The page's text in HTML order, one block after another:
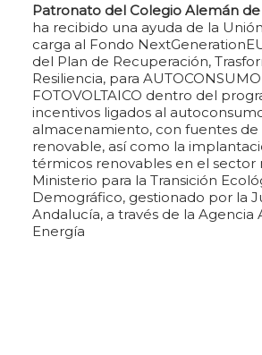
Patronato del Colegio Alemán
ha recibido una ayuda de la
carga al Fondo
del Plan de Recuperación,
Resiliencia, para AUTOCONSUMO
FOTOVOLTAICO dentro del
incentivos ligados al
almacenamiento, con fuentes de
renovable, así como la
térmicos renovables en el sector
Ministerio para la Transición
Demográfico, gestionado por la
Andalucía, a través de la Agencia
Energía